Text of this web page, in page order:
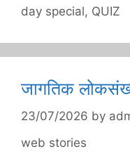
Categories
day special, QUIZ
जागतिक
23/07/2026 by
Categories
web stories